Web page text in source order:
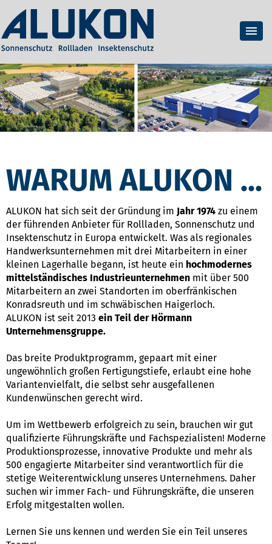
WARUM ALUKON ...
ALUKON hat sich seit der Gründung im Jahr 1974 zu einem
der führenden Anbieter für Rollladen, Sonnenschutz und
Insektenschutz in Europa entwickelt. Was als regionales
Handwerksunternehmen mit drei Mitarbeitern in einer
kleinen Lagerhalle begann, ist heute ein hochmodernes
mittelständisches Industrieunternehmen mit über 500
Mitarbeitern an zwei Standorten im oberfränkischen
Konradsreuth und im schwäbischen Haigerloch.
ALUKON ist seit 2013 ein Teil der Hörmann
Unternehmensgruppe.
Das breite Produktprogramm, gepaart mit einer
ungewöhnlich großen Fertigungstiefe, erlaubt eine hohe
Variantenvielfalt, die selbst sehr ausgefallenen
Kundenwünschen gerecht wird.
Um im Wettbewerb erfolgreich zu sein, brauchen wir gut
qualifizierte Führungskräfte und Fachspezialisten! Moderne
Produktionsprozesse, innovative Produkte und mehr als
500 engagierte Mitarbeiter sind verantwortlich für die
stetige Weiterentwicklung unseres Unternehmens. Daher
suchen wir immer Fach- und Führungskräfte, die unseren
Erfolg mitgestalten wollen.
Lernen Sie uns kennen und werden Sie ein Teil unseres